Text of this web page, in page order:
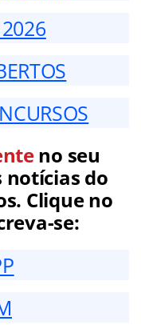
no seu
notícias do
Clique no
se: